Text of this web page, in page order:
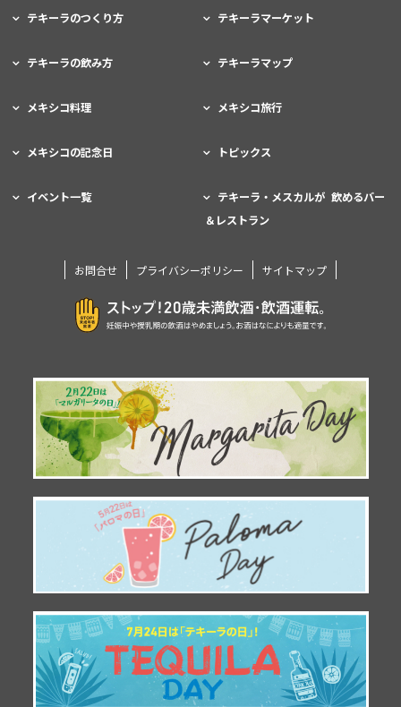
テキーラのつくり方 テキーラマーケット
テキーラの飲み方 テキーラマップ
メキシコ料理 メキシコ旅行
メキシコの記念日 トピックス
イベント一覧
テキーラ・メスカルが 飲めるバー
＆レストラン
お問合せ プライバシーポリシー サイトマップ